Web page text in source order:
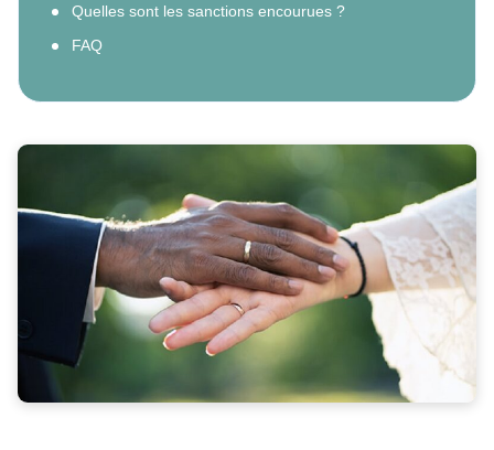
Quelles sont les sanctions encourues ?
FAQ